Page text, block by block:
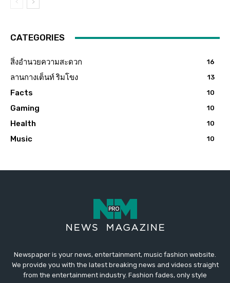
CATEGORIES
สิ่งอำนวยความสะดวก 16
ลานกางเต็นท์ ริมโขง 13
Facts 10
Gaming 10
Health 10
Music 10
Newspaper is your news, entertainment, music fashion website.
We provide you with the latest breaking news and videos straight
from the entertainment industry. Fashion fades, only style